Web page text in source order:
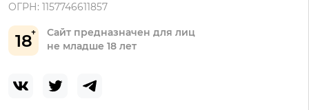
18
Сайт предназначен для лиц
не младше 18 лет
ОГРН: 1157746611857